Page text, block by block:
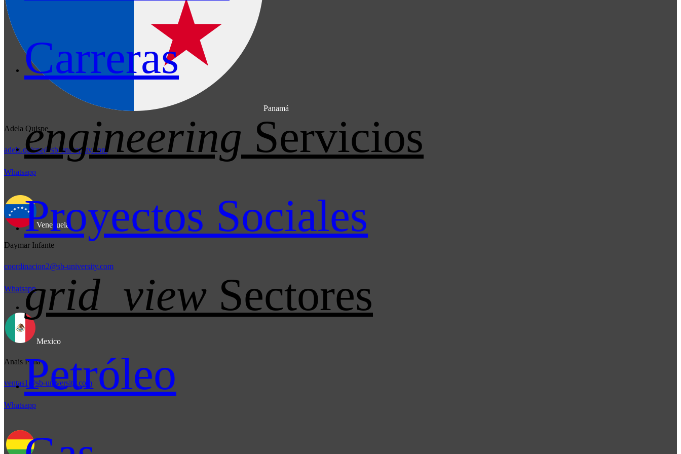
Carreras
engineering Servicios
Proyectos Sociales
grid_view Sectores
Petróleo
Panamá
Adela Quispe
adela.quispe@sb-university.com
Whatsapp
Venezuela
Daymar Infante
coordinacion2@sb-university.com
Whatsapp
Mexico
Anais Peña
ventas1@sb-university.com
Whatsapp